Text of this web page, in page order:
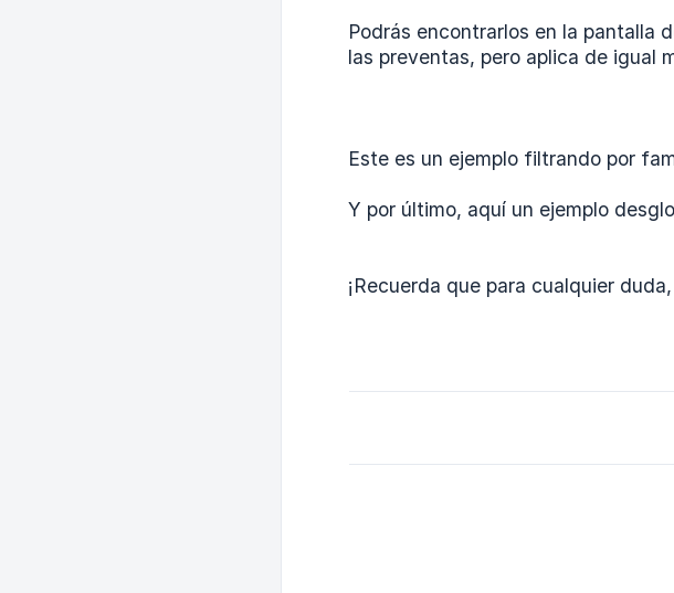
Podrás encontrarlos en la pantalla
las preventas, pero aplica de igual
Este es un ejemplo filtrando por
Y por último, aquí un ejemplo
¡Recuerda que para cualquier